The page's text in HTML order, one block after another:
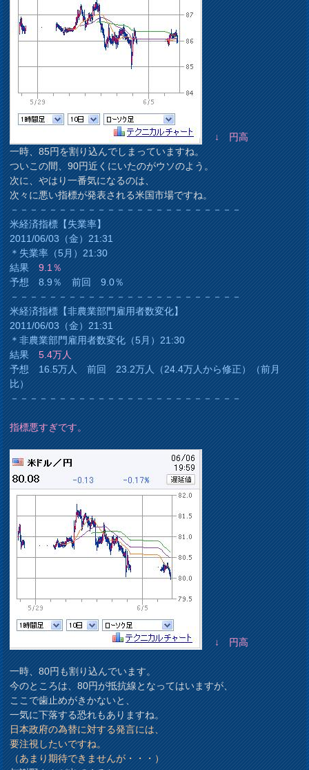
↓ 円高
一時、85円を割り込んでしまっていますね。
ついこの間、90円近くにいたのがウソのよう。
次に、やはり一番気になるのは、
次々に悪い指標が発表される米国市場ですね。
－－－－－－－－－－－－－－－－－－－－－－－－
米経済指標【失業率】
2011/06/03（金）21:31
＊失業率（5月）21:30
結果9.1％
予想 8.9％ 前回 9.0％
－－－－－－－－－－－－－－－－－－－－－－－－
米経済指標【非農業部門雇用者数変化】
2011/06/03（金）21:31
＊非農業部門雇用者数変化（5月）21:30
結果5.4万人
予想 16.5万人 前回 23.2万人（24.4万人から修正）（前月
比）
－－－－－－－－－－－－－－－－－－－－－－－－
指標悪すぎです。
↓ 円高
一時、80円も割り込んでいます。
今のところは、80円が抵抗線となってはいますが、
ここで歯止めがきかないと、
一気に下落する恐れもありますね。
日本政府の為替に対する発言には、
要注視したいですね。
（あまり期待できませんが・・・）